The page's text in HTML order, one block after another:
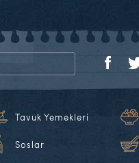
Tavuk Yemekleri
Soslar